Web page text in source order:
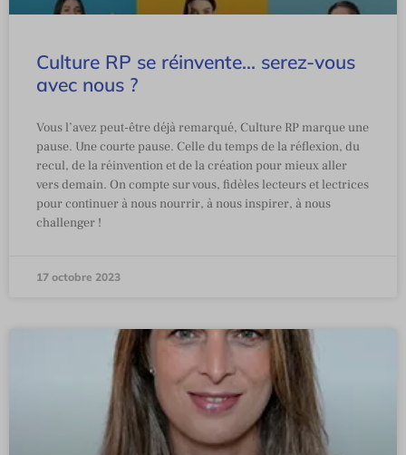
Culture RP se réinvente… serez-vous
avec nous ?
Vous l’avez peut-être déjà remarqué, Culture RP marque une
pause. Une courte pause. Celle du temps de la réflexion, du
recul, de la réinvention et de la création pour mieux aller
vers demain. On compte sur vous, fidèles lecteurs et lectrices
pour continuer à nous nourrir, à nous inspirer, à nous
challenger !
17 octobre 2023